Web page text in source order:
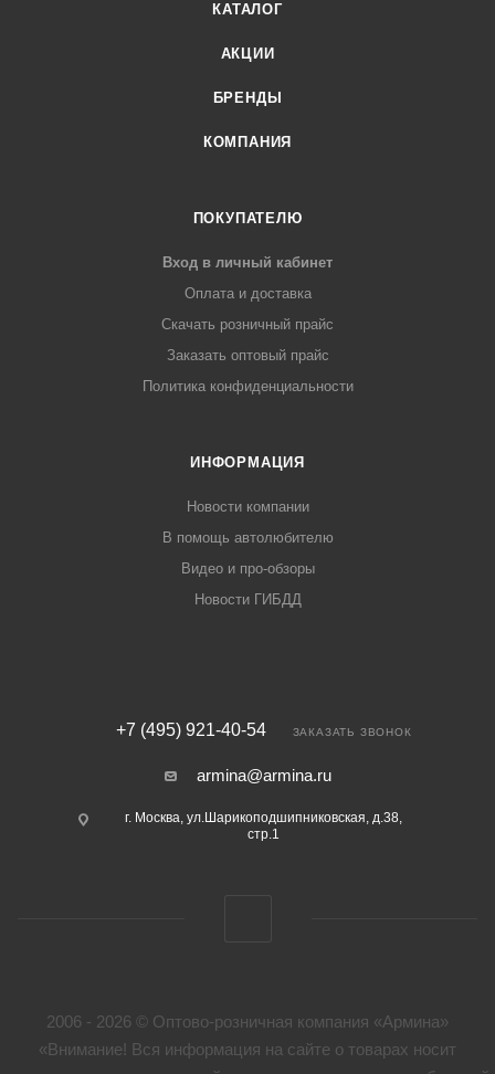
КАТАЛОГ
АКЦИИ
БРЕНДЫ
КОМПАНИЯ
ПОКУПАТЕЛЮ
Вход в личный кабинет
Оплата и доставка
Скачать розничный прайс
Заказать оптовый прайс
Политика конфиденциальности
ИНФОРМАЦИЯ
Новости компании
В помощь автолюбителю
Видео и про-обзоры
Новости ГИБДД
+7 (495) 921-40-54 ЗАКАЗАТЬ ЗВОНОК
armina@armina.ru
г. Москва, ул.Шарикоподшипниковская, д.38,
стр.1
2006 - 2026 © Оптово-розничная компания «Армина»
«Внимание! Вся информация на сайте о товарах носит